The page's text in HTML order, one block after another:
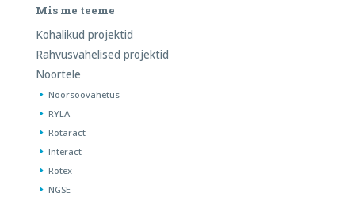
Mis me teeme
Kohalikud projektid
Rahvusvahelised projektid
Noortele
Noorsoovahetus
RYLA
Rotaract
Interact
Rotex
NGSE